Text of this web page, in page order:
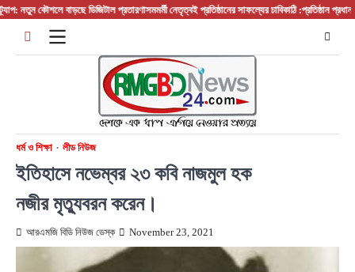
Skipবাড়ছে ডিজিটাল প্রতারণাসমমর্মী নেতৃত্বই প্রতিষ্ঠানের সাফল্যের চাবিকাঠি :প্রতিষ্ঠান প্রধান/ বস/
ধর্ম ও শিক্ষা লীড নিউজ
ইতিহাসে নভেম্বর ২৩ কবি নাজমুল হক
নজীর মৃত্যুবরন করেন।
আরএমজি বিডি নিউজ ডেস্ক November 23, 2021